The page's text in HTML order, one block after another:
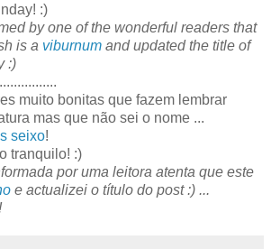
:)
by one of the wonderful readers that
is a viburnum and updated the title of
:)
muito bonitas que fazem lembrar
mas que não sei o nome ...
seixo!
tranquilo! :)
por uma leitora atenta que este
e actualizei o título do post :) ...